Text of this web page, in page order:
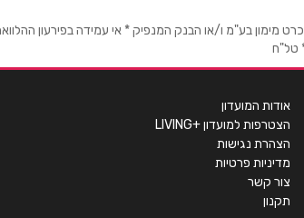
בע"מ ו/או הבנק המנפיק * אי עמידה בפירעון ההלוואה
טל"ח
אודות המועדון
הצטרפות למועדון +LIVING
הצהרת נגישות
מדיניות פרטיות
צור קשר
תקנון